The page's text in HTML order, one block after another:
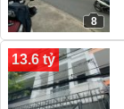
8
13.6 tỷ